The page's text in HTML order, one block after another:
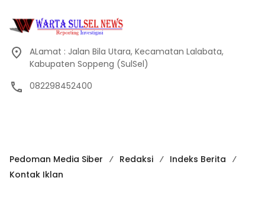
ALamat : Jalan Bila Utara, Kecamatan Lalabata,
Kabupaten Soppeng (SulSel)
082298452400
Pedoman Media Siber Redaksi
Indeks Berita
Kontak Iklan